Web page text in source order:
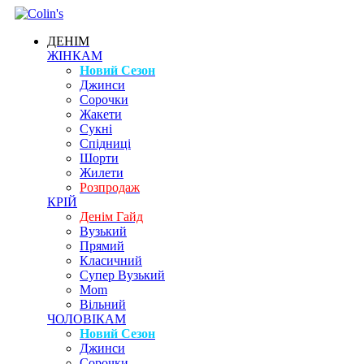
ДЕНІМ
ЖІНКАМ
Новий Сезон
Джинси
Сорочки
Жакети
Сукні
Спідниці
Шорти
Жилети
Розпродаж
КРІЙ
Денім Гайд
Вузький
Прямий
Класичний
Супер Вузький
Mom
Вільний
ЧОЛОВІКАМ
Новий Сезон
Джинси